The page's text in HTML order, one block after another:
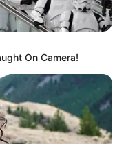
On Camera!